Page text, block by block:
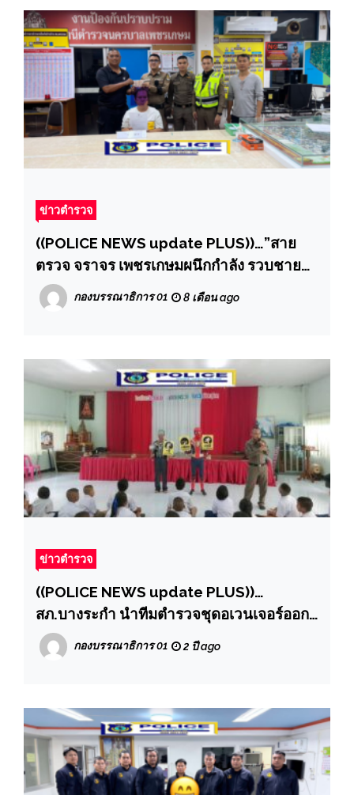
ข่าวตำรวจ
((POLICE NEWS update PLUS))…”สาย
ตรวจ จราจร เพชรเกษมผนึกกำลัง รวบชายมี
ยาเสพติดตรวจสอบหนีหมายจับสมคบและ
จำหน่ายมาจากเมืองกาญจน์ฯ ผกก.ตบรางวัล
กองบรรณาธิการ 01 8 เดือน ago
ข่าวตำรวจ
((POLICE NEWS update PLUS))…
สภ.บางระกำ นำทีมตำรวจชุดอเวนเจอร์ออก
ให้ความรู้ตามโครงการฝึกอบรมแผนเผชิญ
เหตุ (หนี-ซ่อน-สู้)
กองบรรณาธิการ 01 2 ปี ago